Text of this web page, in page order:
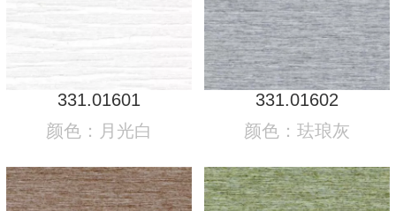
331.01601
颜色：月光白
331.01602
颜色：珐琅灰